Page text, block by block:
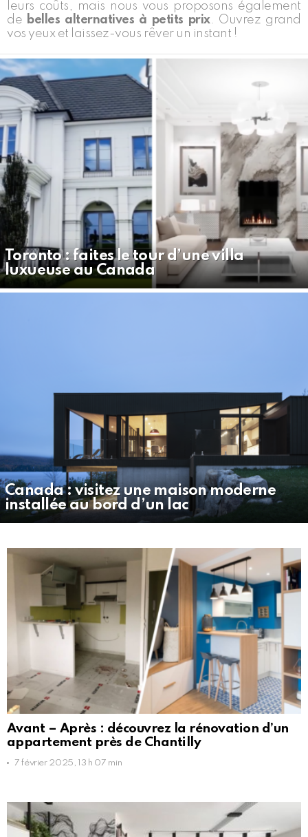
leurs coûts, mais nous vous proposons également
de belles alternatives à petits prix. Ouvrez grand
vos yeux et laissez-vous rêver un instant !
LATEST
STORIES
Toronto : faites le tour d’une villa
luxueuse au Canada
Canada : visitez une maison moderne
installée au bord d’un lac
MORE
STORIES
Avant – Après : découvrez la rénovation d’un
appartement près de Chantilly
7 février 2025, 13 h 07 min